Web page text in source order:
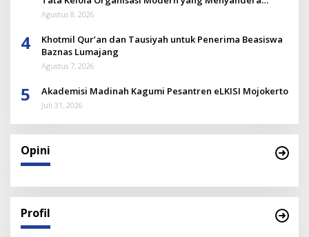
Dirinya
Agustus 8, 2026
4
Khotmil Qur’an dan Tausiyah untuk Penerima Beasiswa
Baznas Lumajang
Agustus 7, 2026
5 Akademisi Madinah Kagumi Pesantren eLKISI Mojokerto
Juli 31, 2026
Opini
Profil